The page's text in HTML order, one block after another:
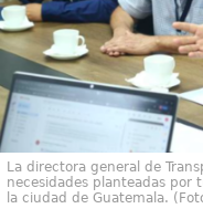
La directora general de
necesidades planteadas por
la ciudad de Guatemala.